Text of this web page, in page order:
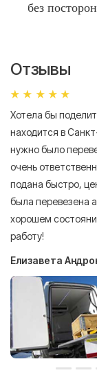
без
Отзывы
Хотела бы
находится в
нужно было
очень
подана быстро,
была перевезена
хорошем
работу!
Елизавета